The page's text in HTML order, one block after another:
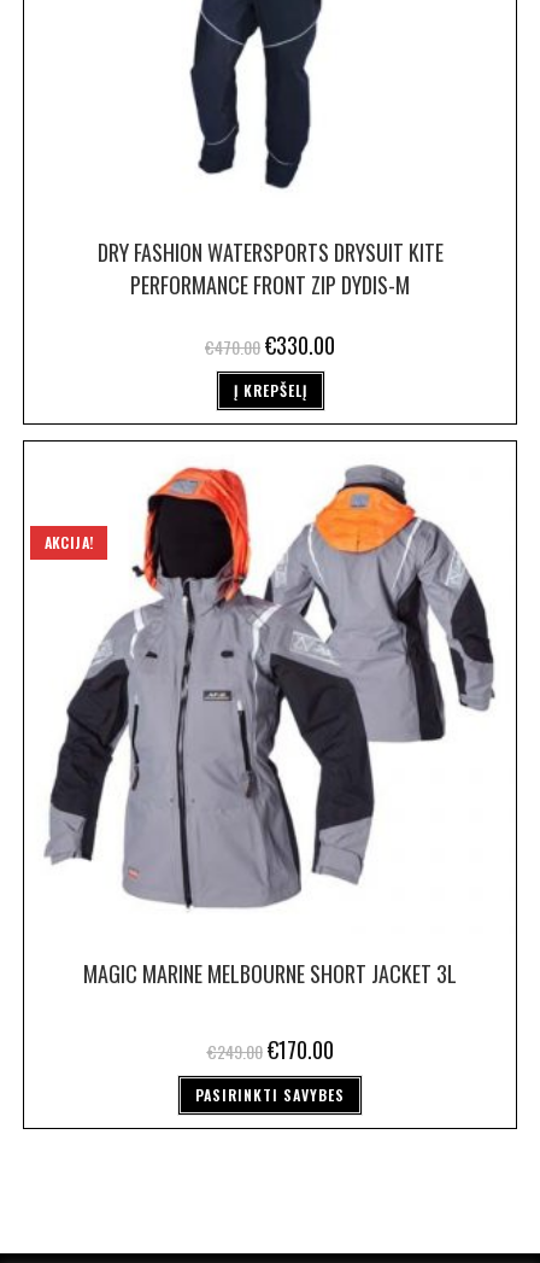
DRY FASHION WATERSPORTS DRYSUIT KITE
PERFORMANCE FRONT ZIP DYDIS-M
€470.00€330.00
Į KREPŠELĮ
AKCIJA!
MAGIC MARINE MELBOURNE SHORT JACKET 3L
€249.00 €170.00
PASIRINKTI SAVYBES